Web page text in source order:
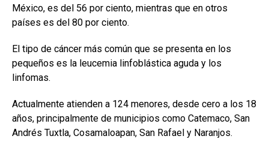
México, es del 56 por ciento, mientras que en otros
países es del 80 por ciento.
El tipo de cáncer más común que se presenta en los
pequeños es la leucemia linfoblástica aguda y los
linfomas.
Actualmente atienden a 124 menores, desde cero a los 18
años, principalmente de municipios como Catemaco, San
Andrés Tuxtla, Cosamaloapan, San Rafael y Naranjos.